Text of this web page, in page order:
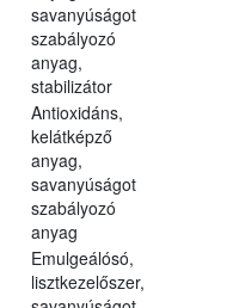
savanyúságot
szabályozó
anyag,
stabilizátor
Antioxidáns,
kelátképző
anyag,
savanyúságot
szabályozó
anyag
Emulgeálósó,
lisztkezelőszer,